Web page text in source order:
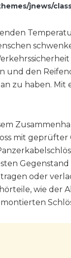
jnews/
und den
zu haben. Mit
mit
oder
wie der